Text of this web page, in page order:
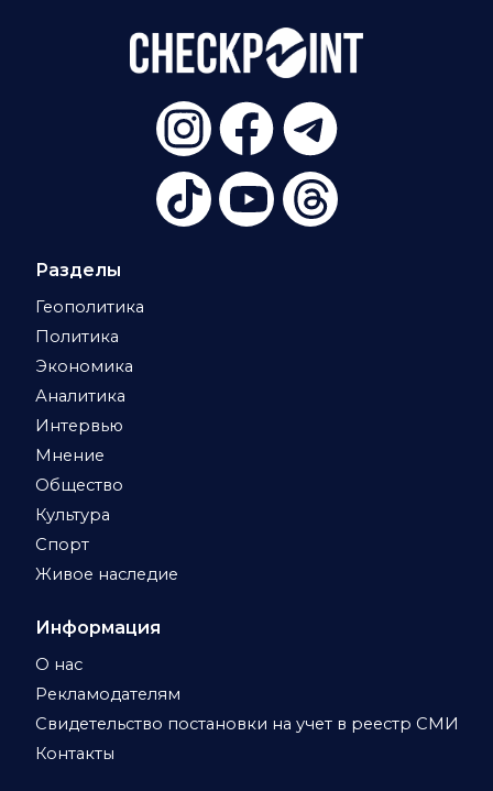
Разделы
Геополитика
Политика
Экономика
Аналитика
Интервью
Мнение
Общество
Культура
Спорт
Живое наследие
Информация
О нас
Рекламодателям
Свидетельство постановки на учет в реестр СМИ
Контакты